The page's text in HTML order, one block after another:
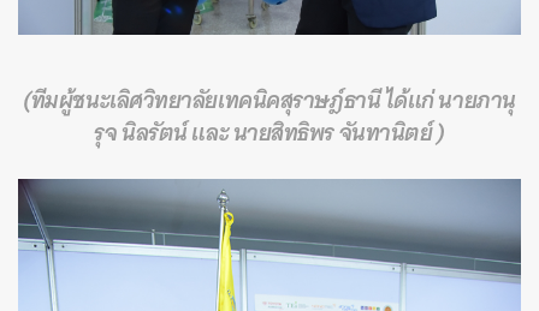
(ทีมผู้ชนะเลิศวิทยาลัยเทคนิคสุราษฎ์ธานี ได้แก่ นายภานุ
รุจ นิลรัตน์ และ นายสิทธิพร จันทานิตย์ )